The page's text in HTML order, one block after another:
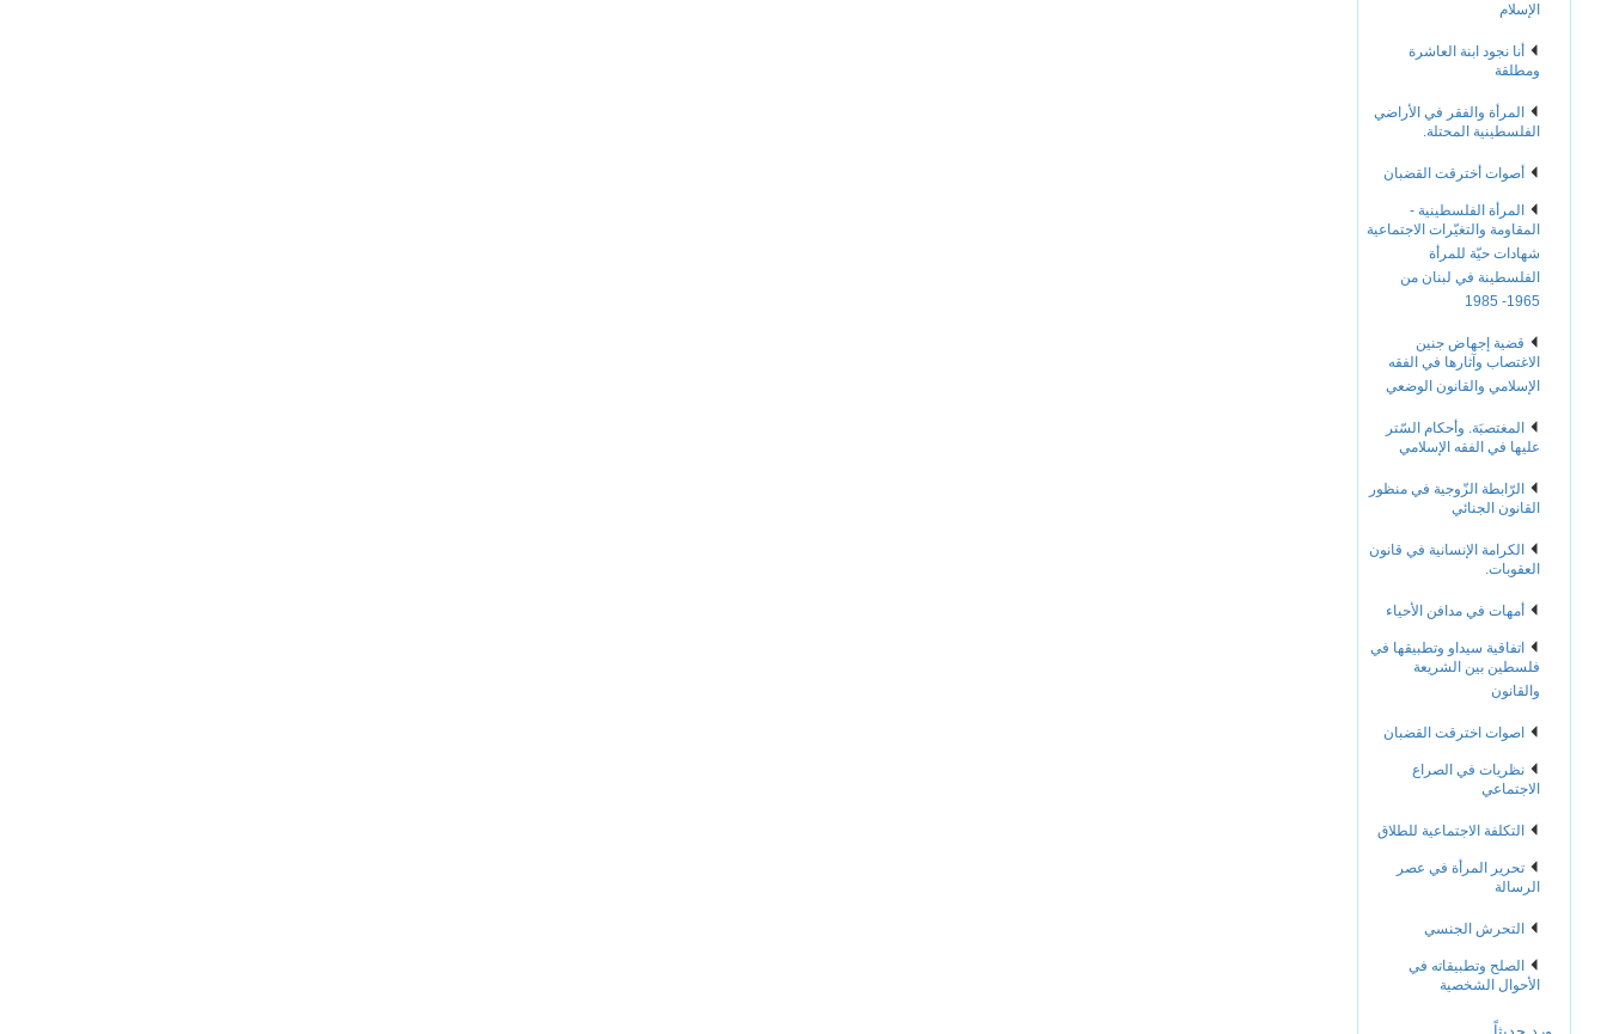
الإسلام
أنا نجود ابنة العاشرة
ومطلقة
المرأة والفقر في الأراضي
الفلسطينية المحتلة.
أصوات أخترقت القضبان
المرأة الفلسطينية -
المقاومة والتغيّرات الاجتماعية
شهادات حيّة للمرأة
الفلسطينة في لبنان من
1965- 1985
قضية إجهاض جنين
الاغتصاب وآثارها في الفقه
الإسلامي والقانون الوضعي
المغتصبَة. وأحكام السّتر
عليها في الفقه الإسلامي
الرّابطة الزّوجية في منظور
القانون الجنائي
الكرامة الإنسانية في قانون
العقوبات.
أمهات في مدافن الأحياء
اتفاقية سيداو وتطبيقها في
فلسطين بين الشريعة
والقانون
اصوات اخترقت القضبان
نظريات في الصراع
الاجتماعي
التكلفة الاجتماعية للطلاق
تحرير المرأة في عصر
الرسالة
التحرش الجنسي
الصلح وتطبيقاته في
الأحوال الشخصية